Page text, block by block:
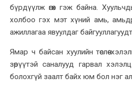
бүрдүүлж өгөх гэж байна.
холбоо гэх мэт хүний амь,
ажиллагаа явуулдаг
Ямар ч байсан хуулийн төслөө
зөрүүтэй саналууд гарвал
болохгүй заалт байх юм бол нэг